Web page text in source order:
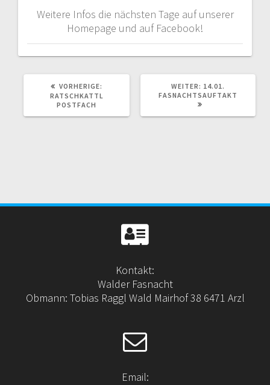
Weitere Infos die nächsten Tage auf unserer
Homepage und auf Facebook!
VORHERIGE:
RATSCHKATTL
POSTFACH
WEITER: NÄCHSTER
BEITRAG:
14.01.
FASNACHTSAUFTAKT
Kontakt:
Walder Fasnacht
Obmann: Tobias Raggl Wald Mairhof 38 6471 Arzl
Email: